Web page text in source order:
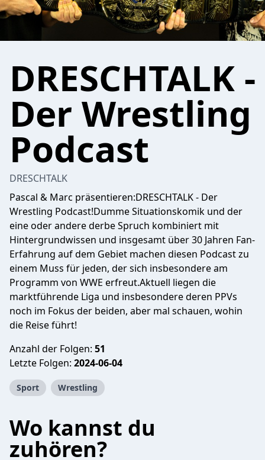
DRESCHTALK -
Der Wrestling
Podcast
DRESCHTALK
Pascal & Marc präsentieren:DRESCHTALK - Der
Wrestling Podcast!Dumme Situationskomik und der
eine oder andere derbe Spruch kombiniert mit
Hintergrundwissen und insgesamt über 30 Jahren Fan-
Erfahrung auf dem Gebiet machen diesen Podcast zu
einem Muss für jeden, der sich insbesondere am
Programm von WWE erfreut.Aktuell liegen die
marktführende Liga und insbesondere deren PPVs
noch im Fokus der beiden, aber mal schauen, wohin
die Reise führt!
Anzahl der Folgen: 51
Letzte Folgen: 2024-06-04
Sport Wrestling
Wo kannst du
zuhören?